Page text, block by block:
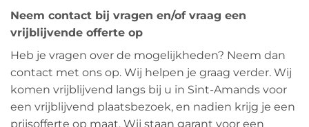
Neem contact bij vragen en/of vraag een
vrijblijvende offerte op
Heb je vragen over de mogelijkheden? Neem dan
contact met ons op. Wij helpen je graag verder. Wij
komen vrijblijvend langs bij u in Sint-Amands voor
een vrijblijvend plaatsbezoek, en nadien krijg je een
prijsofferte op maat. Wij staan garant voor een